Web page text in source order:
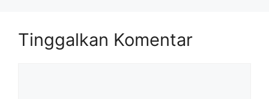
Tinggalkan Komentar